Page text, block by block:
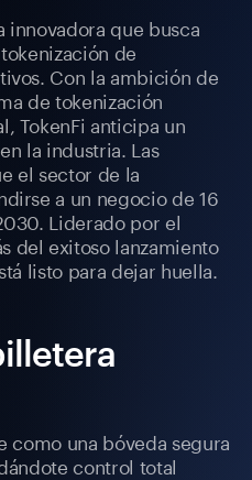
innovadora que busca
de
Con la ambición de
de tokenización
TokenFi anticipa un
la industria. Las
el sector de la
a un negocio de 16
Liderado por el
del exitoso lanzamiento
listo para dejar huella.
como una bóveda segura
control total